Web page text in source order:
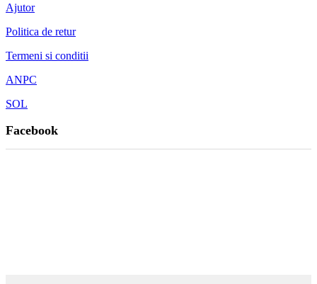
Ajutor
Politica de retur
Termeni si conditii
ANPC
SOL
Facebook